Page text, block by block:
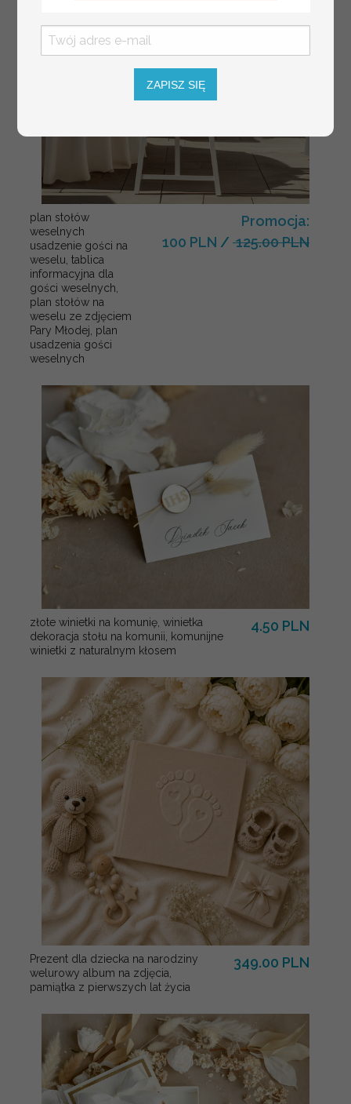
plan stołów
weselnych
usadzenie gości na
weselu, tablica
informacyjna dla
gości weselnych,
plan stołów na
weselu ze zdjęciem
Pary Młodej, plan
usadzenia gości
weselnych
Promocja:
100 PLN / 125.00 PLN
złote winietki na komunię, winietka
dekoracja stołu na komunii, komunijne
winietki z naturalnym kłosem
4.50 PLN
Prezent dla dziecka na narodziny
welurowy album na zdjęcia,
pamiątka z pierwszych lat życia
349.00 PLN
ZAPISZ SIĘ